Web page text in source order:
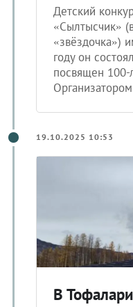
Детский
«Сылтысчик»
«звёздочка»)
году он
посвящен
19.10.2025 10:53
В